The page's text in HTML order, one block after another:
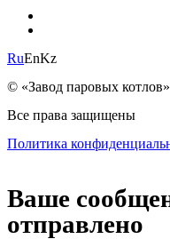
RuEnKz
© «Завод паровых
Все права защищены
Политика
Ваше
отправлено